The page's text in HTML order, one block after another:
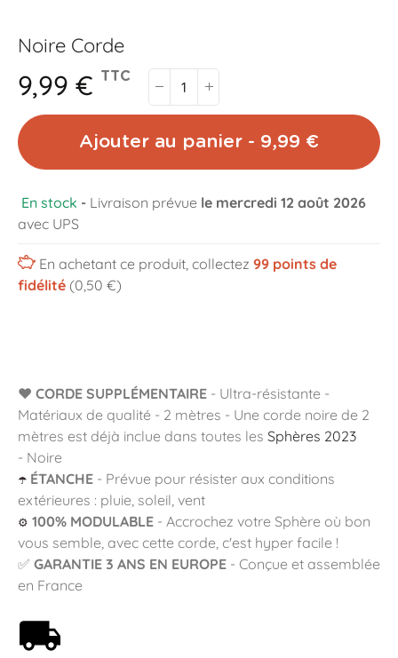
Noire Corde
9,99 € TTC
Ajouter au panier - 9,99 €
En stock - Livraison prévue le mercredi 12 août 2026
avec UPS
En achetant ce produit, collectez 99points de
fidélité (0,50 €)
❤️ CORDE SUPPLÉMENTAIRE - Ultra-résistante -
Matériaux de qualité - 2 mètres - Une corde noire de 2
mètres est déjà inclue dans toutes les Sphères 2023
- Noire
☂️ ÉTANCHE - Prévue pour résister aux conditions
extérieures : pluie, soleil, vent
⚙️ 100% MODULABLE - Accrochez votre Sphère où bon
vous semble, avec cette corde, c'est hyper facile !
✅ GARANTIE 3 ANS EN EUROPE - Conçue et assemblée
en France